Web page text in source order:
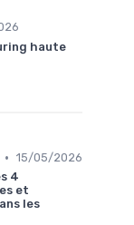
haute
• 15/05/2026
4
et
les